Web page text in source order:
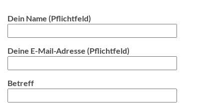
Dein Name (Pflichtfeld)
Deine E-Mail-Adresse (Pflichtfeld)
Betreff